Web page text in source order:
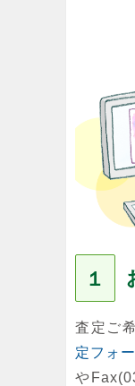
１
査定ご
定フォ
や